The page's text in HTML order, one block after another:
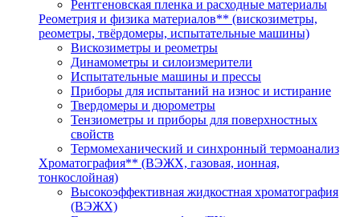
Рентгеновская пленка и расходные материалы
Реометрия и физика материалов** (вискозиметры,
реометры, твёрдомеры, испытательные машины)
Вискозиметры и реометры
Динамометры и силоизмерители
Испытательные машины и прессы
Приборы для испытаний на износ и истирание
Твердомеры и дюрометры
Тензиометры и приборы для поверхностных
свойств
Термомеханический и синхронный термоанализ
Хроматография** (ВЭЖХ, газовая, ионная,
тонкослойная)
Высокоэффективная жидкостная хроматография
(ВЭЖХ)